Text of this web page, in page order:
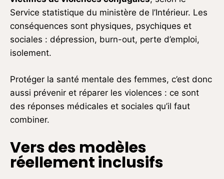
Service statistique du ministère de l’Intérieur. Les
conséquences sont physiques, psychiques et
sociales : dépression, burn-out, perte d’emploi,
isolement.
Protéger la santé mentale des femmes, c’est donc
aussi prévenir et réparer les violences : ce sont
des réponses médicales et sociales qu’il faut
combiner.
Vers des modèles
réellement inclusifs